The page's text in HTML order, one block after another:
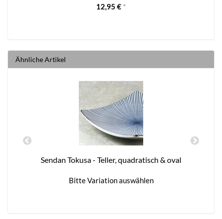
12,95 € *
Ähnliche Artikel
Sendan Tokusa - Teller, quadratisch & oval
Bitte Variation auswählen